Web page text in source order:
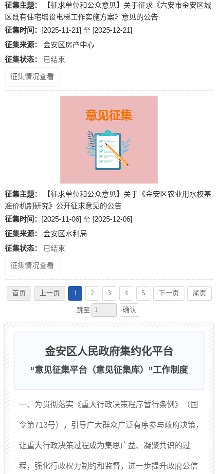
征集主题：
【征求单位和公众意见】关于征求《六安市金安区城
区既有住宅增设电梯工作实施方案》意见的公告
征集时间： [2025-11-21] 至 [2025-12-21]
征集来源：
金安区房产中心
征集状态：
已结束
征集情况查看
征集主题：
【征求单位和公众意见】关于《金安区农业用水权基
准价机制研究》公开征求意见的公告
征集时间： [2025-11-06] 至 [2025-12-06]
征集来源：
金安区水利局
征集状态：
已结束
征集情况查看
首页 上一页 1 2 3 4 5 下一页 尾页
跳至 确认
金安区人民政府集约化平台
“意见征集平台（意见征集库）”工作制度
一、为贯彻落实《重大行政决策程序暂行条例》（国
令第713号），引导广大群众广泛有序参与政府决策，
让重大行政决策过程成为集思广益、凝聚共识的过
程，强化行政权力制约和监督，进一步提升政府公信